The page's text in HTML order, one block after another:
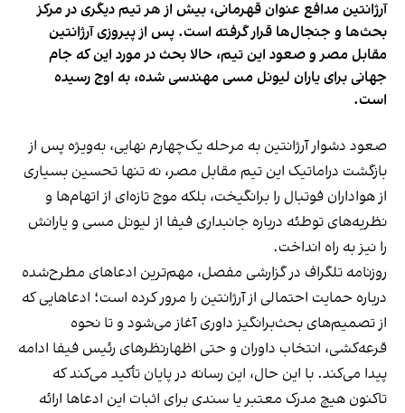
آرژانتین مدافع عنوان قهرمانی، بیش از هر تیم دیگری در مرکز
بحث‌ها و جنجال‌ها قرار گرفته است. پس از پیروزی آرژانتین
مقابل مصر و صعود این تیم، حالا بحث در مورد این که جام
جهانی برای یاران لیونل مسی مهندسی شده، به اوج رسیده
است.
صعود دشوار آرژانتین به مرحله یک‌چهارم نهایی، به‌ویژه پس از
بازگشت دراماتیک این تیم مقابل مصر، نه تنها تحسین بسیاری
از هواداران فوتبال را برانگیخت، بلکه موج تازه‌ای از اتهام‌ها و
نظریه‌های توطئه درباره جانبداری فیفا از لیونل مسی و یارانش
را نیز به راه انداخت.
روزنامه تلگراف در گزارشی مفصل، مهم‌ترین ادعاهای مطرح‌شده
درباره حمایت احتمالی از آرژانتین را مرور کرده است؛ ادعاهایی که
از تصمیم‌های بحث‌برانگیز داوری آغاز می‌شود و تا نحوه
قرعه‌کشی، انتخاب داوران و حتی اظهارنظرهای رئیس فیفا ادامه
پیدا می‌کند. با این حال، این رسانه در پایان تأکید می‌کند که
تاکنون هیچ مدرک معتبر یا سندی برای اثبات این ادعاها ارائه